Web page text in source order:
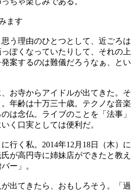
ます
う理由のひとつとして、近ごろは
ぽくなっていたりして、それの上
案するのは難儀だろうなぁ、とい
お寺からアイドルが出てきた。そ
年齢は十万三十歳。テクノな音楽
は念仏。ライブのことを「法事」
く口実としては便利だ。
行く私。2014年12月18日（木）に
が高円寺に姉妹店ができたと教え
ー」。
出てきたら、おもしろそう。「過